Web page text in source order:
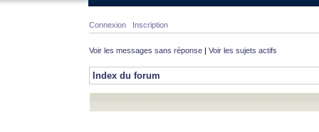
Connexion Inscription
Voir les messages sans réponse | Voir les sujets actifs
Index du forum